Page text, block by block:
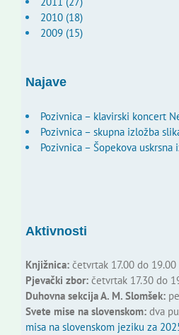
2010 (18)
2009 (15)
Najave
Pozivnica – klavirski koncert
Pozivnica – skupna izložba
Pozivnica – Šopekova uskrsna
Aktivnosti
Knjižnica:četvrtak 17.00 do 19.00
Pjevački zbor:četvrtak 17.30 do
Duhovna sekcija A. M. Slomšek:
Svete mise na slovenskom:dva
misa na slovenskom jeziku za